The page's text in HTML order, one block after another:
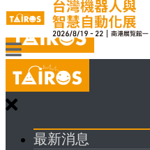
最新消息